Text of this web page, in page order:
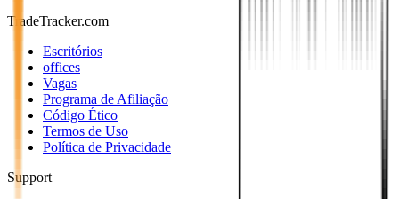
TradeTracker.com
Escritórios
offices
Vagas
Programa de Afiliação
Código Ético
Termos de Uso
Política de Privacidade
Support